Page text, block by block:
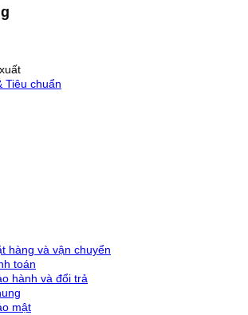
Tiêu chuẩn
hàng và vận chuyển
toán
hành và đổi trả
mật